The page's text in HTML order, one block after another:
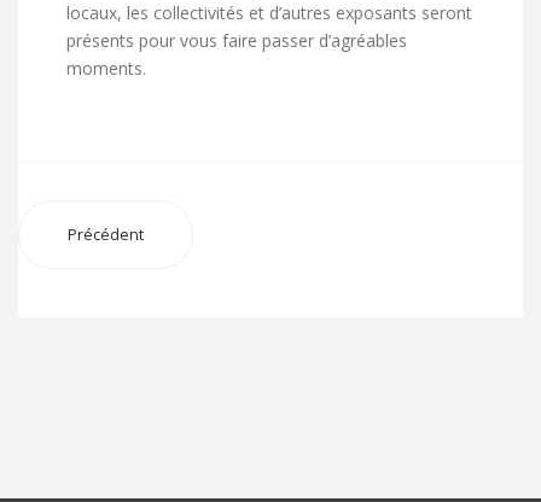
locaux, les collectivités et d’autres exposants seront
présents pour vous faire passer d’agréables
moments.
Précédent